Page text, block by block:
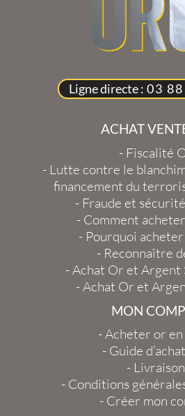
Ligne directe : 03
ACHAT
- Fiscalité
- Lutte contre le
financement du
- Fraude et
- Comment
- Pourquoi
- Reconnaître
-Achat Or et Argent
-Achat Or et
MON
-Acheter or
- Guide
- Livraison
- Conditions
- Créer mon